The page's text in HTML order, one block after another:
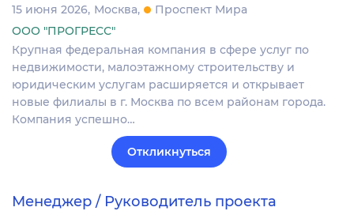
15 июня 2026 Москва
Проспект Мира
ООО "ПРОГРЕСС"
Крупная федеральная компания в сфере услуг по
недвижимости, малоэтажному строительству и
юридическим услугам расширяется и открывает
новые филиалы в г. Москва по всем районам города.
Компания успешно…
Откликнуться
Менеджер / Руководитель проекта